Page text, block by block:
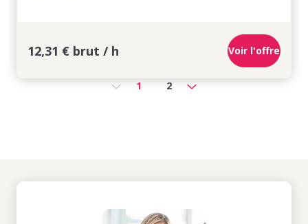
12,31 € brut / h Voir l'offre
1 2